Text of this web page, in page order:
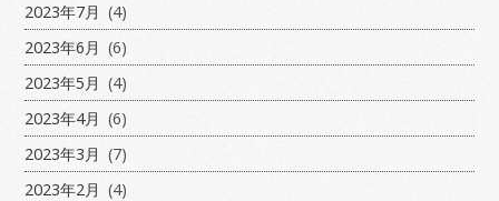
2023年7月 (4)
2023年6月 (6)
2023年5月 (4)
2023年4月 (6)
2023年3月 (7)
2023年2月 (4)